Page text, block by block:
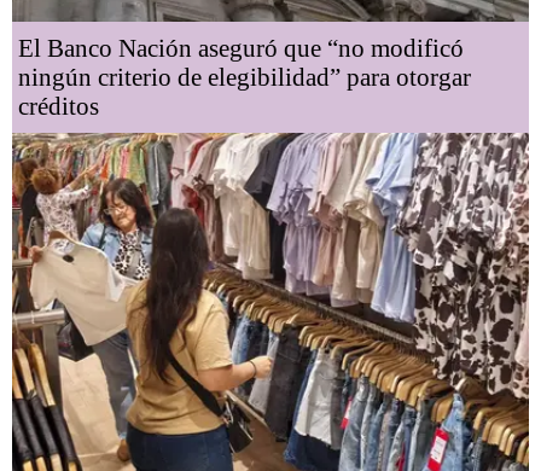
El Banco Nación aseguró que “no modificó
ningún criterio de elegibilidad” para otorgar
créditos